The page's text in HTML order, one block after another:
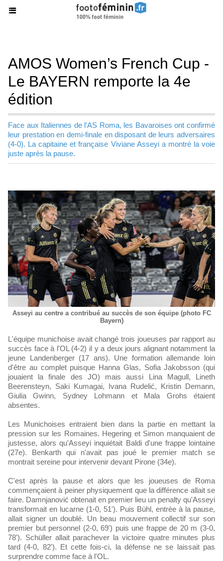
AMOS Women’s French Cup -
Le BAYERN remporte la 4e
édition
Face aux Italiennes de l'AS Roma, les Bavaroises ont confirmé
leur prestation en demi-finale en disposant de leurs adversaires
(4-0). La capitaine et française Viviane Asseyi a montré la voie
juste après la pause.
Asseyi au centre a contribué au succès de son équipe (photo FC
Bayern)
L'équipe munichoise avait changé trois joueuses par rapport au
succès face à l'OL (4-2) il y a deux jours alignant notamment la
jeune Landenberger (17 ans). Une formation allemande loin
d'être au complet puisque Hanna Glas, Sofia Jakobsson (qui
jouaient la finale des JO) mais aussi Lina Magull, Lineth
Beerensteyn, Saki Kumagai, Ivana Rudelić, Kristin Demann,
Giulia Gwinn, Sydney Lohmann et Mala Grohs étaient
absentes.
Les Munichoises entraient bien dans la partie en mettant la
pression sur les Romaines. Hegering et Simon manquaient de
justesse, alors qu'Asseyi inquiétait Baldi d'une frappe lointaine
(27e). Benkarth qui n'avait pas joué le premier match se
montrait sereine pour intervenir devant Pirone (34e).
C'est après la pause et alors que les joueuses de Roma
commençaient à peiner physiquement que la différence allait se
faire. Damnjanović obtenait en premier lieu un penalty qu'Asseyi
transformait en lucarne (1-0, 51'). Puis Bühl, entrée à la pause,
allait signer un doublé. Un beau mouvement collectif sur son
premier but personnel (2-0, 69') puis une frappe de 20 m (3-0,
78'). Schüller allait parachever la victoire quatre minutes plus
tard (4-0, 82'). Et cette fois-ci, la défense ne se laissait pas
surprendre comme face à l'OL.